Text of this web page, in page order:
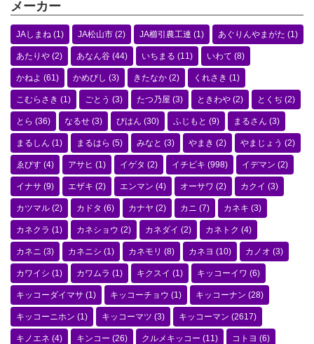
メーカー
JAしまね (1) JA松山市 (2) JA櫛引農工連 (1) あぐりんやまがた (1)
あたりや (2) あなん谷 (44) いちまる (11) いわて (8)
かねよ (61) かめびし (3) きたなか (2) くれさき (1)
こむらさき (1) ごとう (3) たつ乃屋 (3) ときわや (2) とくぢ (2)
とら (36) なるせ (3) びはん (30) ふじもと (9) まるさん (3)
まるしん (1) まるはら (5) みなと (3) やまき (2) やまじょう (2)
ゑびす (4) アサヒ (1) イゲタ (2) イチビキ (998) イデマン (2)
イナサ (9) エザキ (2) エンマン (4) オーサワ (2) カクイ (3)
カツマル (2) カドタ (6) カナヤ (2) カニ (7) カネキ (3)
カネクラ (1) カネショウ (2) カネダイ (2) カネトク (4)
カネニ (3) カネニシ (1) カネモリ (8) カネヨ (10) カノオ (3)
カワイシ (1) カワムラ (1) キクスイ (1) キッコーイワ (6)
キッコーダイマサ (1) キッコーチョウ (1) キッコーナン (28)
キッコーニホン (1) キッコーマツ (3) キッコーマン (2617)
キノエネ (4) キンコー (26) クルメキッコー (11) コトヨ (6)